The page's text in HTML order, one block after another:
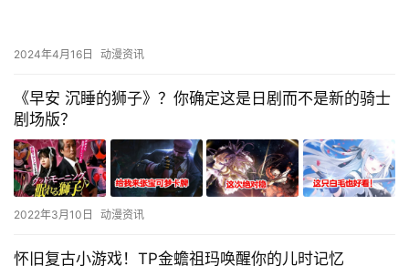
2024年4月16日 动漫资讯
《早安 沉睡的狮子》？你确定这是日剧而不是新的骑士
剧场版？
2022年3月10日 动漫资讯
怀旧复古小游戏！TP金蟾祖玛唤醒你的儿时记忆